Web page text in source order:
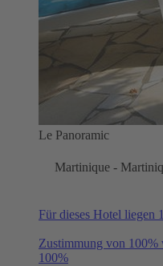
Le Panoramic
Martinique -
Für dieses Hotel liegen
Zustimmung von 100%
100%